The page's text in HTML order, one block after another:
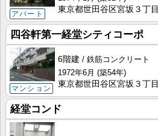
アパート
東京都世田谷区宮坂３丁目
四谷軒第一経堂シティコーポ
マンション
6階建
鉄筋コンクリート
1972年6月 (築54年)
東京都世田谷区宮坂３丁目
経堂コンド